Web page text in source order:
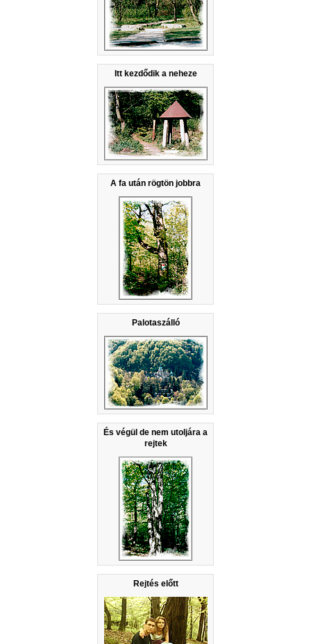
Itt kezdődik a neheze
A fa után rögtön jobbra
Palotaszálló
És végül de nem utoljára a
rejtek
Rejtés előtt